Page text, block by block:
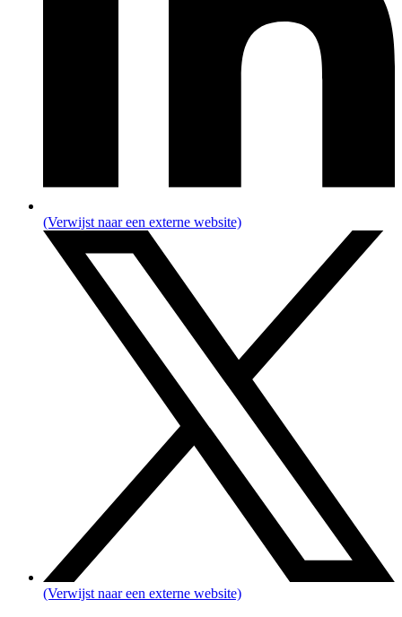
(Verwijst naar een externe website)
(Verwijst naar een externe website)